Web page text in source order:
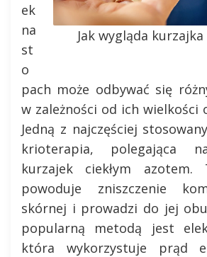
Jak wygląda
ek
na
st
o
pach może odbywać się
w zależności od ich wielkości
Jedną z najczęściej
krioterapia, polegająca
kurzajek ciekłym azotem.
powoduje zniszczenie
skórnej i prowadzi do jej
popularną metodą jest
która wykorzystuje prąd